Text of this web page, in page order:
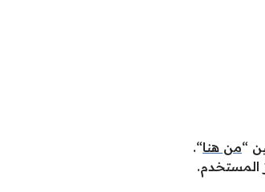
“من هنا“.
المستخدم.